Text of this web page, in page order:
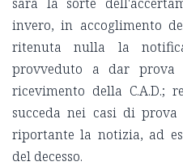
invero, in accoglimento
ritenuta nulla la
provveduto a dar
ricevimento della C.A.D.;
succeda nei casi di
riportante la notizia, ad
del decesso.